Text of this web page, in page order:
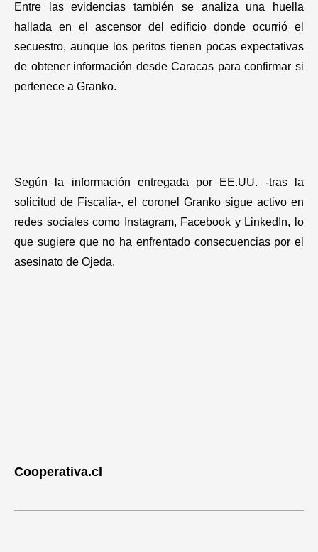
Entre las evidencias también se analiza una huella
hallada en el ascensor del edificio donde ocurrió el
secuestro, aunque los peritos tienen pocas expectativas
de obtener información desde Caracas para confirmar si
pertenece a Granko.
Según la información entregada por EE.UU. -tras la
solicitud de Fiscalía-, el coronel Granko sigue activo en
redes sociales como Instagram, Facebook y LinkedIn, lo
que sugiere que no ha enfrentado consecuencias por el
asesinato de Ojeda.
Cooperativa.cl